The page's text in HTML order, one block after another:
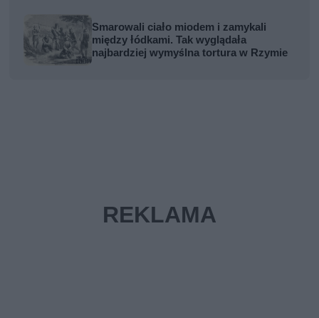
Smarowali ciało miodem i zamykali
między łódkami. Tak wyglądała
najbardziej wymyślna tortura w Rzymie